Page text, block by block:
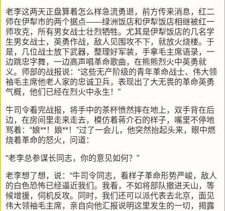
老李这两天正盘算着怎么样急流勇退，前方传来消息，红二
师在伊犁市的两个据点——绿洲饭店和伊犁饭店相继被红一
师攻克，所有男女战士壮烈牺牲。尤其是伊犁饭店的几名学
生男女战士，英勇作战，敌人见围攻不下，就放火烧楼。于
是，几位战士放下武器，整理好军装，手拿毛主席语录，一
边跳忠字舞，一边高声唱革命歌曲，在熊熊烈火中英勇就
义。师部的战报说：“这些无产阶级的青年革命战士、伟大领
袖毛主席他老人家的忠诚卫兵，表现出了大无畏的革命英勇
气概，他们已经在烈火中永生！”
牛司令看完战报，将手中的茶杯愤然摔在地上，双手背在后
边，在房间里走来走去，模仿着蒋介石的样子，嘴里不停地
骂着：“娘**！娘**！”过了一会儿，他突然抬起头来，眼中燃
烧着革命的怒火，问道：
“老李总参谋长同志，你的意见如何？”
老李想了想，说：“牛司令同志，看样子革命形势严峻，敌人
的白色恐怖已经逼近我们。我看，不如将部队撤进天山，等
候增援，伺机反攻。同时，我们还可以派代表去北京，面见
伟大领袖毛主席，亲自向他汇报说明这里发生的一切，揭露